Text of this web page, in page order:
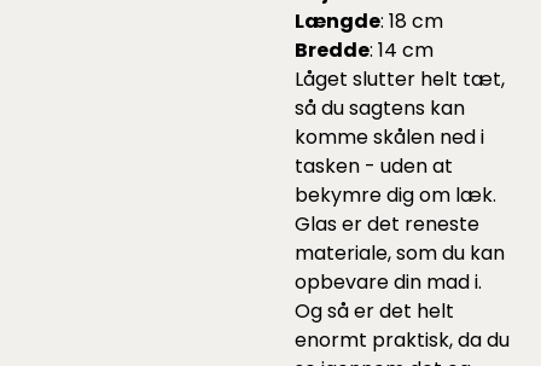
Længde: 18 cm
Bredde: 14 cm
Låget slutter helt tæt,
så du sagtens kan
komme skålen ned i
tasken - uden at
bekymre dig om læk.
Glas er det reneste
materiale, som du kan
opbevare din mad i.
Og så er det helt
enormt praktisk, da du